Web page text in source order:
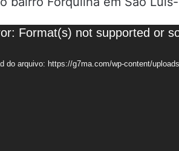
Format(s) not supported or
do arquivo: https://g7ma.com/wp-content/